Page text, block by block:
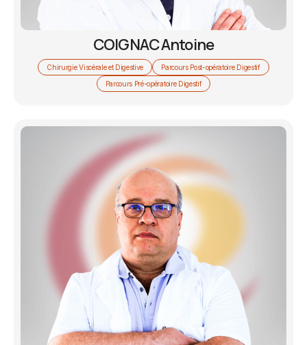
COIGNAC Antoine
Chirurgie Viscérale et Digestive
Parcours Post-opératoire Digestif
Parcours Pré-opératoire Digestif